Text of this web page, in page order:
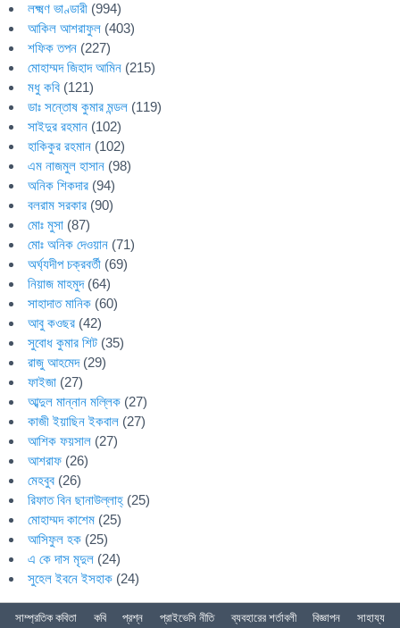
লক্ষ্মণ ভাণ্ডারী (994)
আকিল আশরাফুল (403)
শফিক তপন (227)
মোহাম্মদ জিহাদ আমিন (215)
মধু কবি (121)
ডাঃ সন্তোষ কুমার মন্ডল (119)
সাইদুর রহমান (102)
হাকিকুর রহমান (102)
এম নাজমুল হাসান (98)
অনিক শিকদার (94)
বলরাম সরকার (90)
মোঃ মুসা (87)
মোঃ অনিক দেওয়ান (71)
অর্ঘ্যদীপ চক্রবর্তী (69)
নিয়াজ মাহমুদ(64)
সাহাদাত মানিক (60)
আবু কওছর (42)
সুবোধ কুমার শিট (35)
রাজু আহমেদ(29)
ফাইজা (27)
আব্দুল মান্নান মল্লিক (27)
কাজী ইয়াছিন ইকবাল (27)
আশিক ফয়সাল (27)
আশরাফ (26)
মেহবুব (26)
রিফাত বিন ছানাউল্লাহ্ (25)
মোহাম্মদ কাশেম (25)
আসিফুল হক (25)
এ কে দাস মৃদুল (24)
সুহেল ইবনে ইসহাক (24)
সাম্প্রতিক কবিতা কবি প্রশ্ন প্রাইভেসি নীতি ব্যবহারের শর্তাবলী বিজ্ঞাপন সাহায্য